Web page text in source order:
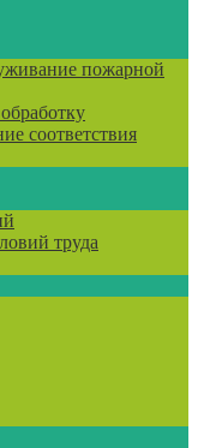
пожарной
соответствия
труда